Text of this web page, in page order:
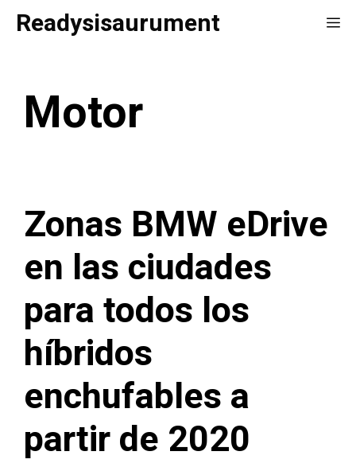
SaltarReadysisaurument
Motor
Zonas BMW eDrive
en las ciudades
para todos los
híbridos
enchufables a
partir de 2020